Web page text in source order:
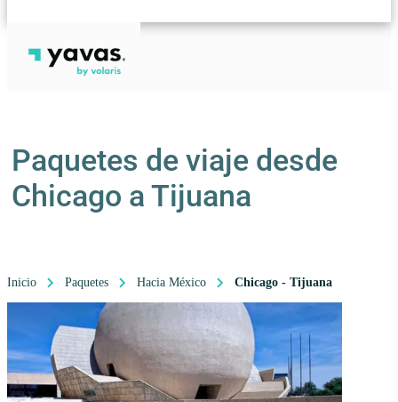
Paquetes de viaje desde
Chicago a Tijuana
Inicio Paquetes Hacia México Chicago - Tijuana